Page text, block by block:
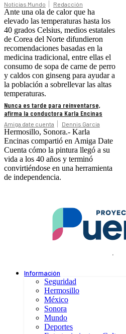
Noticias Mundo Redacción
Ante una ola de calor que ha
elevado las temperaturas hasta los
40 grados Celsius, medios estatales
de Corea del Norte difundieron
recomendaciones basadas en la
medicina tradicional, entre ellas el
consumo de sopa de carne de perro
y caldos con ginseng para ayudar a
la población a sobrellevar las altas
temperaturas.
Nunca es tarde para reinventarse,
afirma la conductora Karla Encinas
Amiga date cuenta Dennis Garcia
Hermosillo, Sonora.- Karla
Encinas compartió en Amiga Date
Cuenta cómo la pintura llegó a su
vida a los 40 años y terminó
convirtiéndose en una herramienta
de independencia.
.
Información
Seguridad
Hermosillo
México
Sonora
Mundo
Deportes